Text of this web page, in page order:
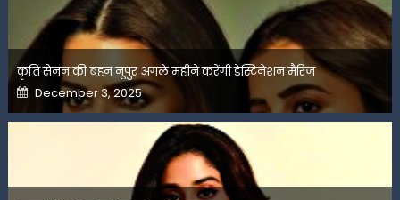
कृति सेनन की बहन नूपुर अगले महीने करेंगी डेस्टिनेशन मैरिज
Posted
on
December 3, 2025